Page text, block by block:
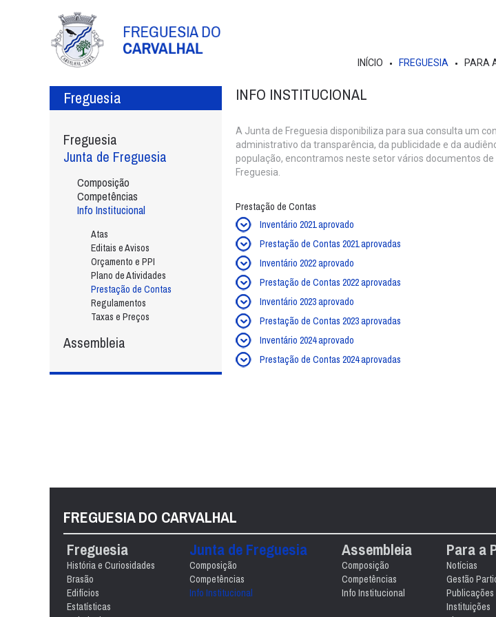
INÍCIO FREGUESIA PARA
Freguesia
Freguesia
Junta de Freguesia
Composição
Competências
Info Institucional
Atas
Editais e Avisos
Orçamento e PPI
Plano de Atividades
Prestação de Contas
Regulamentos
Taxas e Preços
Assembleia
INFO INSTITUCIONAL
A Junta de Freguesia disponibiliza para sua consulta um
administrativo da transparência, da publicidade e da
população, encontramos neste setor vários documentos
Freguesia.
Prestação de Contas
Inventário 2021 aprovado
Prestação de Contas 2021 aprovadas
Inventário 2022 aprovado
Prestação de Contas 2022 aprovadas
Inventário 2023 aprovado
Prestação de Contas 2023 aprovadas
Inventário 2024 aprovado
Prestação de Contas 2024 aprovadas
FREGUESIA DO CARVALHAL
Freguesia
História e Curiosidades
Brasão
Edifícios
Estatísticas
Junta de Freguesia
Composição
Competências
Info Institucional
Assembleia
Composição
Competências
Info Institucional
Para a
Notícias
Gestão
Publicações
Instituições